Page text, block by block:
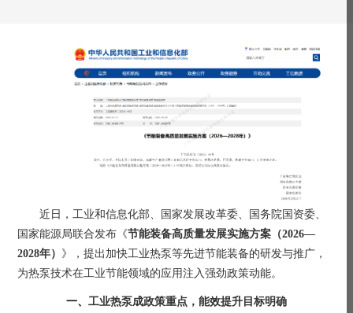
近日，工业和信息化部、国家发展改革委、国务院国资委、
国家能源局联合发布《节能装备高质量发展实施方案（2026—
2028年） 》，提出加快工业热泵等先进节能装备的研发与推广，
为热泵技术在工业节能领域的应用注入强劲政策动能。
一、 工业热泵成政策重点，能效提升目标明确